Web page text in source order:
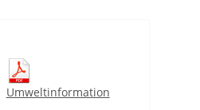
Umweltinformation